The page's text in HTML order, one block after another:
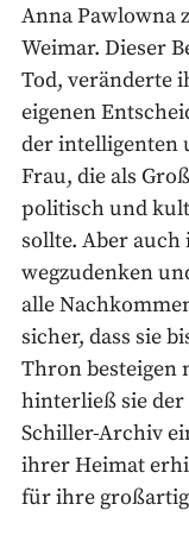
Anna Pawlowna
Weimar. Dieser
Tod, veränderte
eigenen
der intelligenten
Frau, die als
politisch und
sollte. Aber
wegzudenken
alle
sicher, dass sie
Thron besteigen
hinterließ sie
Schiller-Archiv
ihrer Heimat
für ihre